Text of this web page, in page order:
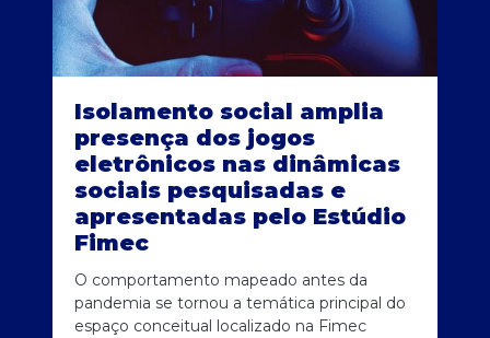
Isolamento social amplia
presença dos jogos
eletrônicos nas dinâmicas
sociais pesquisadas e
apresentadas pelo Estúdio
Fimec
O comportamento mapeado antes da
pandemia se tornou a temática principal do
espaço conceitual localizado na Fimec